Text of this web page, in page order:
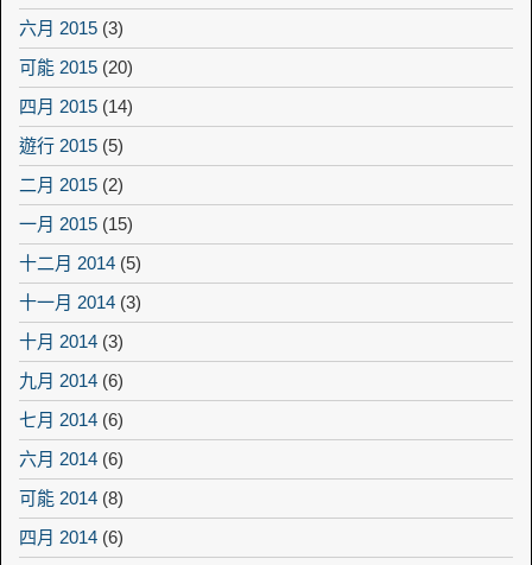
六月 2015 (3)
可能 2015 (20)
四月 2015 (14)
遊行 2015 (5)
二月 2015 (2)
一月 2015 (15)
十二月 2014 (5)
十一月 2014 (3)
十月 2014 (3)
九月 2014 (6)
七月 2014 (6)
六月 2014 (6)
可能 2014 (8)
四月 2014 (6)